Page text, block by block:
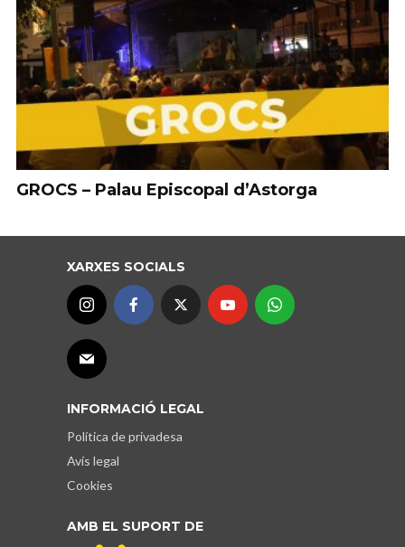
GROCS – Palau Episcopal d’Astorga
XARXES SOCIALS
INFORMACIÓ LEGAL
Política de privadesa
Avís legal
Cookies
AMB EL SUPORT DE